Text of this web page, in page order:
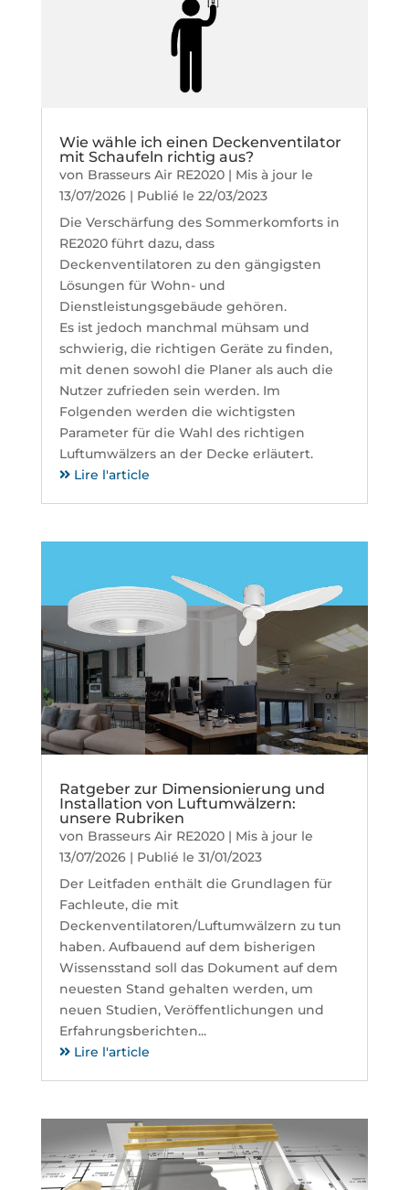
Wie wähle ich einen Deckenventilator
mit Schaufeln richtig aus?
von Brasseurs Air RE2020| Mis à jour le
13/07/2026 | Publié le 22/03/2023
Die Verschärfung des Sommerkomforts in
RE2020 führt dazu, dass
Deckenventilatoren zu den gängigsten
Lösungen für Wohn- und
Dienstleistungsgebäude gehören.
Es ist jedoch manchmal mühsam und
schwierig, die richtigen Geräte zu finden,
mit denen sowohl die Planer als auch die
Nutzer zufrieden sein werden. Im
Folgenden werden die wichtigsten
Parameter für die Wahl des richtigen
Luftumwälzers an der Decke erläutert.
Lire l'article
Ratgeber zur Dimensionierung und
Installation von Luftumwälzern:
unsere Rubriken
von Brasseurs Air RE2020| Mis à jour le
13/07/2026 | Publié le 31/01/2023
Der Leitfaden enthält die Grundlagen für
Fachleute, die mit
Deckenventilatoren/Luftumwälzern zu tun
haben. Aufbauend auf dem bisherigen
Wissensstand soll das Dokument auf dem
neuesten Stand gehalten werden, um
neuen Studien, Veröffentlichungen und
Erfahrungsberichten...
Lire l'article